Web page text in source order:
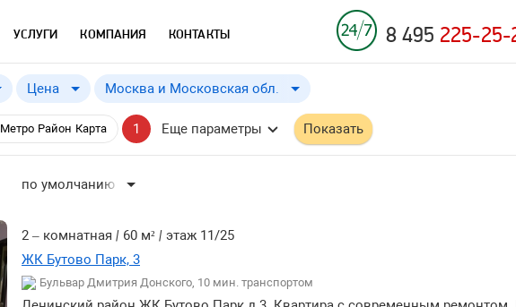
УСЛУГИ КОМПАНИЯ КОНТАКТЫ 8 495 225-25-
Цена
от a Применить
Москва и Московская обл.
Москва и Московская обл.
Москва
Московская обл.
Метро Район Карта 1 Еще параметры Показать
по умолчанию
по цене ↑
по комнатности ↓
2 – комнатная | 60 м² | этаж 11/25
ЖК Бутово Парк, 3
Бульвар Дмитрия Донского, 10 мин. транспортом